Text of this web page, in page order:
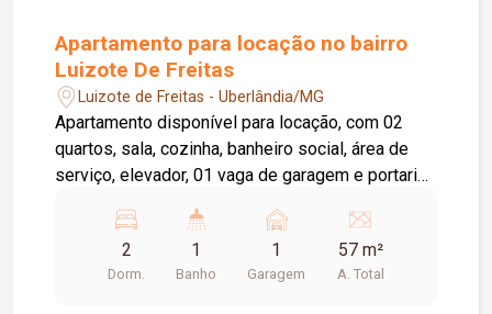
Apartamento para locação no bairro
Luizote De Freitas
Luizote de Freitas - Uberlândia/MG
Apartamento disponível para locação, com 02
quartos, sala, cozinha, banheiro social, área de
serviço, elevador, 01 vaga de garagem e portaria
piscina e salão de festas, proporcionando mais
conforto e lazer para os moradores. A taxa de
condomínio está inclusa no valor do aluguel.
2
Dorm.
1
Banho
1
Garagem
57 m²
A. Total